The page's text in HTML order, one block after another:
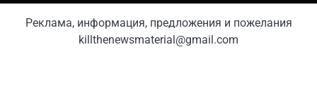
Реклама, информация, предложения и пожелания
killthenewsmaterial@gmail.com